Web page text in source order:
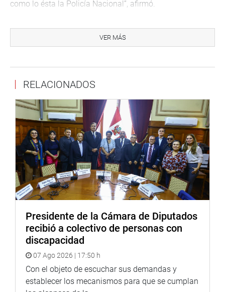
como lo ésta la Policía Nacional”, afirmó.
Francisco Bolognesi en el Palacio Legislativo, el
representante de la Municipalidad de Lima, William
saber fiscalizar, no solo a buses ni puestos de comidas.
“Se le debe capacitar, equiparlo y preparar a todo tipo de
acciones con equipos de tecnología. La población confía
más en el serenazgo que en la Policía”, sostuvo.
Subrayó que se debe uniformar la vestimenta de los
serenos a un solo color y distintivos, para que sean un
solo cuerpo, la morosidad en los arbitrios de los vecinos,
es un gran problema en todos los distritos.
municipales de Pueblo Libre, San Borja, VES, Lima, entre
otras del interior del país, coincidieron en los mismos
planteamientos para plasmar un proyecto de ley para el
sereno en relación a sus funciones, atribuciones y
servicios. (JCHOY)
VER MÁS
RELACIONADOS
Presidente de la Cámara de Diputados
recibió a colectivo de personas con
discapacidad
07 Ago 2026 | 17:50 h
Con el objeto de escuchar sus demandas y
establecer los mecanismos para que se cumplan